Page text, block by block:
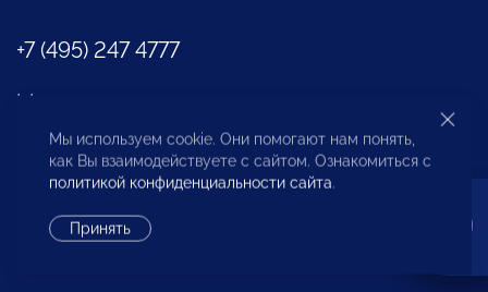
+7 (495) 247 4777
id@opora.ru
127473, г. Москва, 2-й Самотечный пер., д.7.
Региональные отделения
Мы используем cookie. Они помогают нам понять,
как Вы взаимодействуете с сайтом. Ознакомиться с
политикой конфиденциальности сайта.
Принять